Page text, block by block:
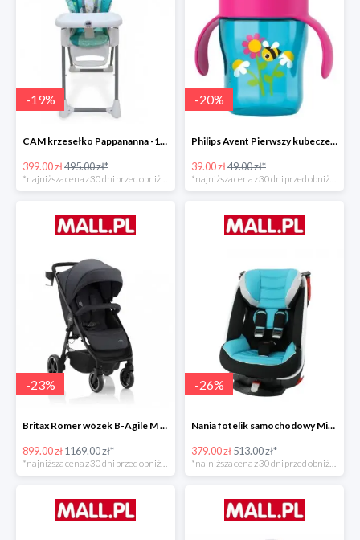
-19%
CAM krzesełko Pappananna -19%
399.00 zł495.00 zł*
*najniższa cena z 30 dni przed obniżką
-20%
Philips Avent Pierwszy kubeczek 260 ml -20%
39.00 zł49.00 zł*
*najniższa cena z 30 dni przed obniżką
-23%
Britax Römer wózek B-Agile M Black Shadow 2020 -23%
899.00 zł1169.00 zł*
*najniższa cena z 30 dni przed obniżką
-26%
Nania fotelik samochodowy Migo Saturn Premium Sky -26%
379.00 zł513.00 zł*
*najniższa cena z 30 dni przed obniżką